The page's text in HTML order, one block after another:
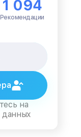
1 094
Рекомендации
на
данных